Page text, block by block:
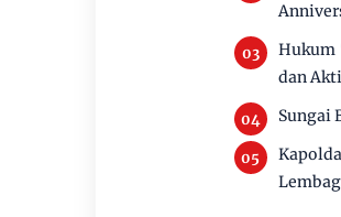
Hukum
dan
Sungai